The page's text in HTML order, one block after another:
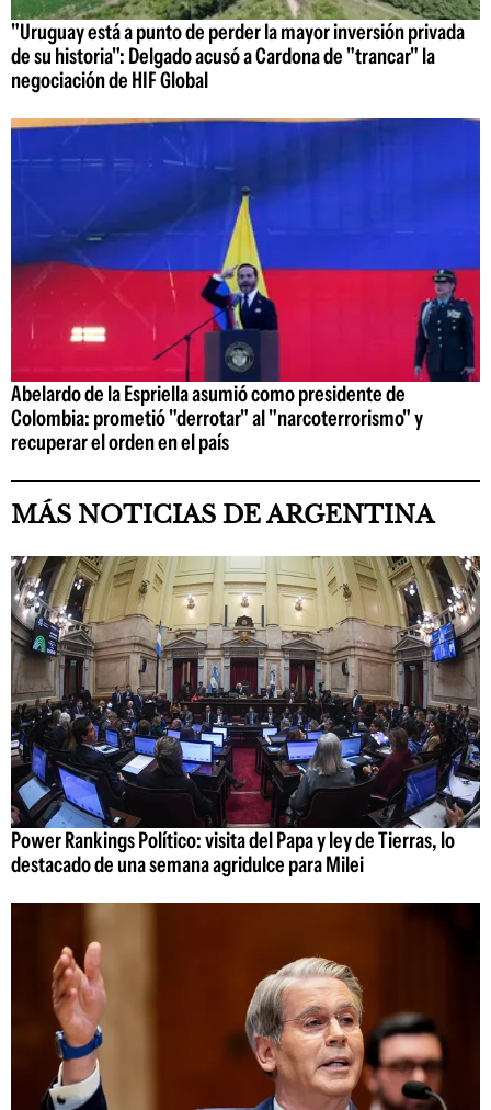
"Uruguay está a punto de perder la mayor inversión privada
de su historia": Delgado acusó a Cardona de "trancar" la
negociación de HIF Global
Abelardo de la Espriella asumió como presidente de
Colombia: prometió "derrotar" al "narcoterrorismo" y
recuperar el orden en el país
MÁS NOTICIAS DE ARGENTINA
Power Rankings Político: visita del Papa y ley de Tierras, lo
destacado de una semana agridulce para Milei